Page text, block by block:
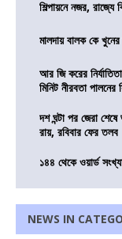
শিল্পায়নে নজর, রাজ্যে
মালদায় বালক কে
আর জি করের
মিনিট নীরবতা পালনের
দশ ঘন্টা পর জেরা
রায়, রবিবার ফের তলব
১৪৪ থেকে ওয়ার্ড
NEWS IN